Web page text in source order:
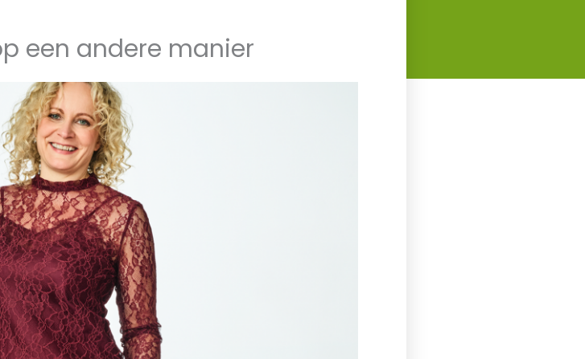
een andere manier